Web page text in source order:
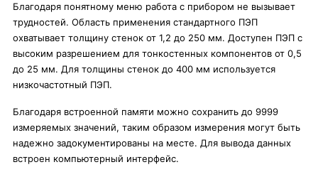
Благодаря понятному меню работа с прибором не вызывает
трудностей. Область применения стандартного ПЭП
охватывает толщину стенок от 1,2 до 250 мм. Доступен ПЭП с
высоким разрешением для тонкостенных компонентов от 0,5
до 25 мм. Для толщины стенок до 400 мм используется
низкочастотный ПЭП.
Благодаря встроенной памяти можно сохранить до 9999
измеряемых значений, таким образом измерения могут быть
надежно задокументированы на месте. Для вывода данных
встроен компьютерный интерфейс.